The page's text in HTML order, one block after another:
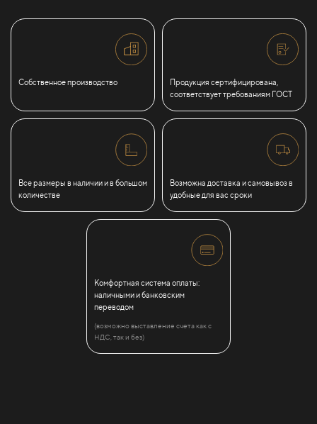
Собственное производство
Продукция сертифицирована,
соответствует требованиям ГОСТ
Все размеры в наличии и в большом
количестве
Возможна доставка и самовывоз в
удобные для вас сроки
Комфортная система оплаты:
наличными и банковским
переводом
(возможно выставление счета как с
НДС, так и без)